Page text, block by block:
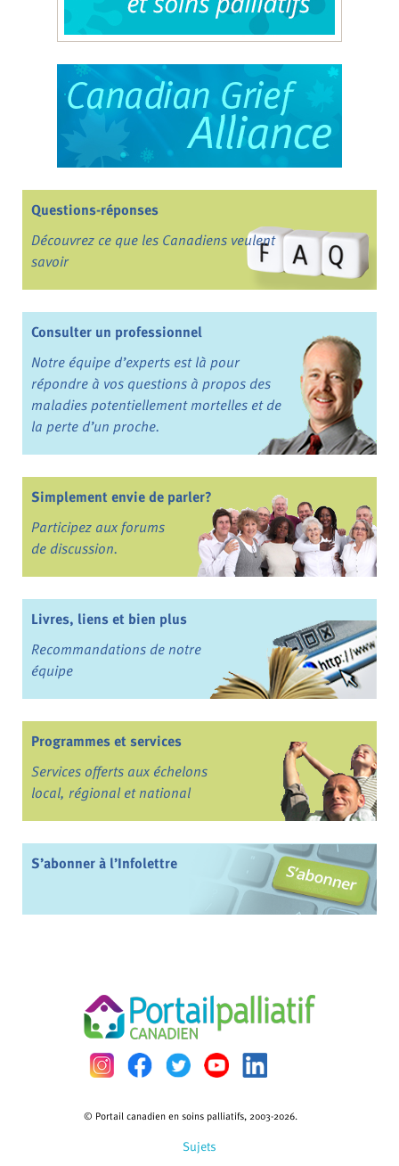
Questions-réponses
Découvrez ce que les Canadiens veulent
savoir
Consulter un professionnel
Notre équipe d’experts est là pour
répondre à vos questions à propos des
maladies potentiellement mortelles et de
la perte d’un proche.
Simplement envie de parler?
Participez aux forums
de discussion.
Livres, liens et bien plus
Recommandations de notre
équipe
Programmes et services
Services offerts aux échelons
local, régional et national
S’abonner à l’Infolettre
Sujets
© Portail canadien en soins palliatifs, 2003-2026.